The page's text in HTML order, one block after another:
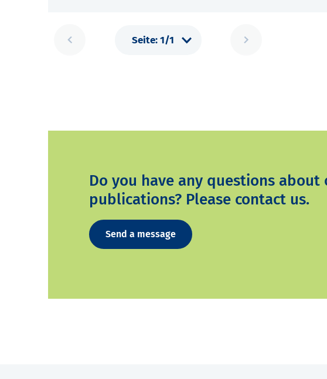
Do you have any questions about
publications? Please contact us.
Send a message